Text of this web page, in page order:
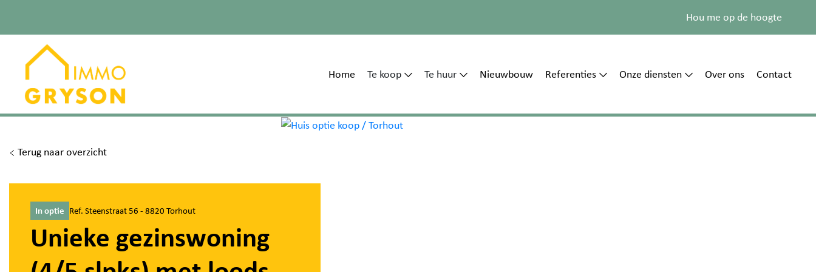
Hou me op de hoogte
Home Te koop Te huur Nieuwbouw Referenties Onze diensten Over ons Contact
Terug naar overzicht
In optie Ref. Steenstraat 56 - 8820 Torhout
Unieke gezinswoning